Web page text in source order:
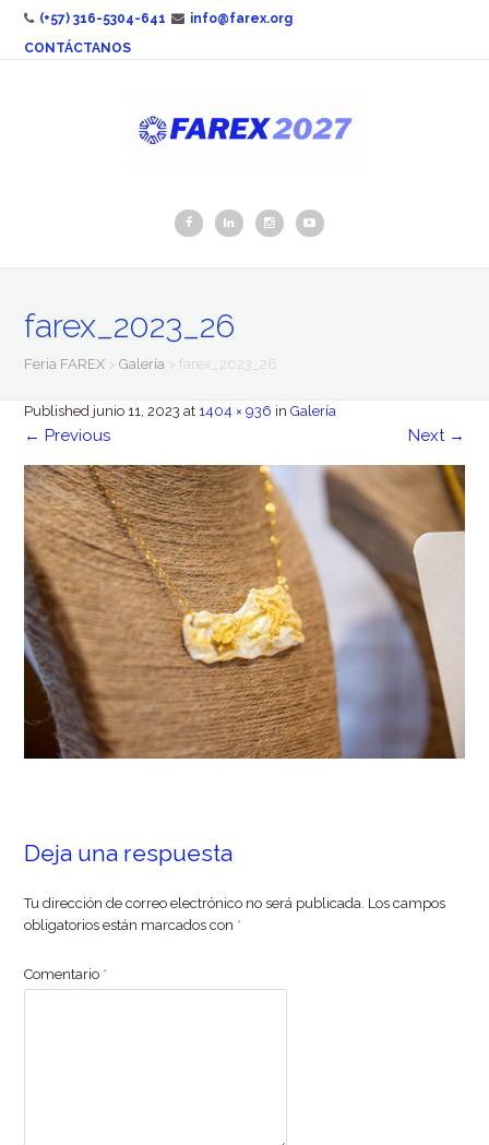
(+57) 316-5304-641
info@farex.org
CONTÁCTANOS
farex_2023_26
Feria FAREX >Galería >farex_2023_26
Published junio 11, 2023 at 1404 × 936 inGalería
← Previous Next →
Deja una respuesta
Tu dirección de correo electrónico no será publicada. Los campos
obligatorios están marcados con *
Comentario *